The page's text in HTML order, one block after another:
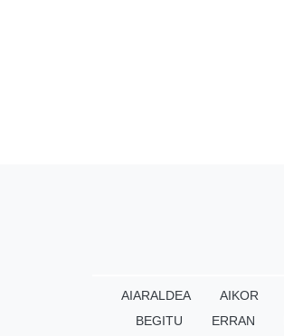
AIARALDEA AIKOR
BEGITU
ERRAN